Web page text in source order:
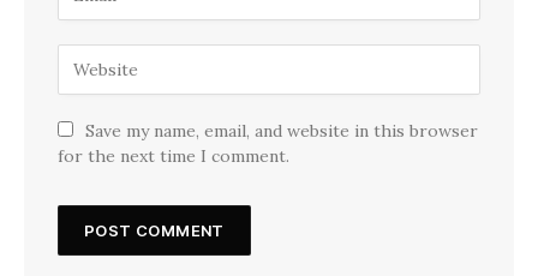
Save my name, email, and website in this browser
for the next time I comment.